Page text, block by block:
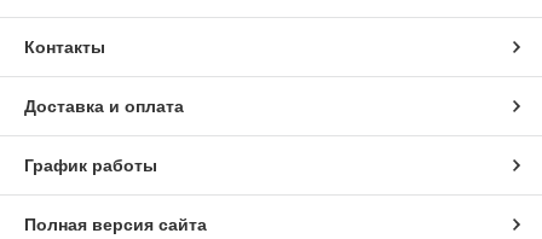
Контакты
Доставка и оплата
График работы
Полная версия сайта